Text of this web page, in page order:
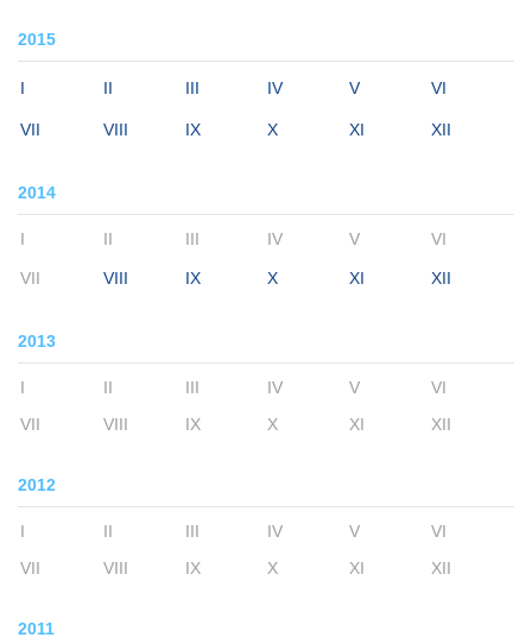
2015
I II III IV V VI
VII VIII IX X XI XII
2014
I II III IV V VI
VII VIII IX X XI XII
2013
I II III IV V
VI
VII
VIII IX X XI XII
2012
I II III IV V
VI
VII
VIII IX X XI XII
2011